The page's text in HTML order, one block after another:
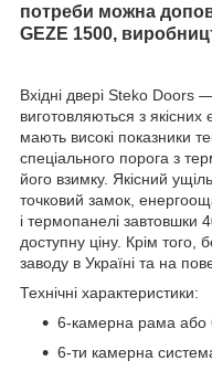
потреби можна
GEZE 1500,
Вхідні двері Steko Doors —
виготовляються з
мають високі показники
спеціального порога з
його взимку. Якісний
точковий замок,
і термопанелі
доступну ціну. Крім того,
заводу в Україні та на
Технічні характеристики:
6-камерна рама або
6-ти камерна